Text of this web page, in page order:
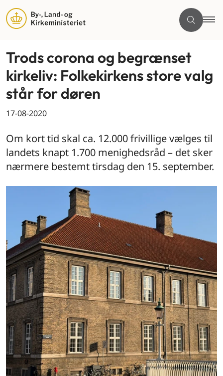
Trods corona og begrænset
kirkeliv: Folkekirkens store valg
står for døren
17-08-2020
Om kort tid skal ca. 12.000 frivillige vælges til
landets knapt 1.700 menighedsråd – det sker
nærmere bestemt tirsdag den 15. september.